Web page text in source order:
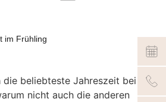
im Frühling
die beliebteste Jahreszeit bei
nicht auch die anderen